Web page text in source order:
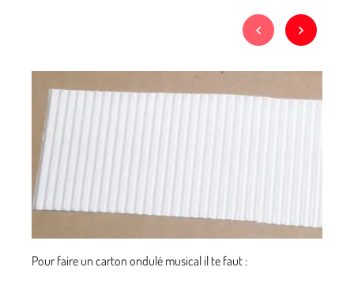
Pour faire un carton ondulé musical il te faut :